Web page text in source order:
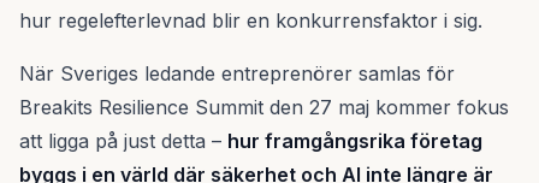
hur regelefterlevnad blir en konkurrensfaktor i sig.
När Sveriges ledande entreprenörer samlas för
Breakits Resilience Summit den 27 maj kommer fokus
att ligga på just detta – hur framgångsrika företag
byggs i en värld där säkerhet och AI inte längre är